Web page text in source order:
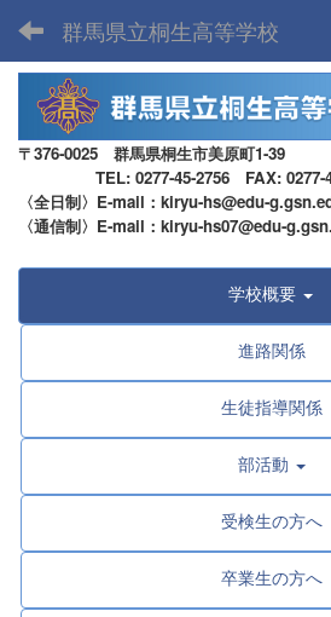
群馬県立桐生高等学校
〒376-0025 群馬県桐生市美原町1-39
TEL: 0277-45-2756 FAX: 0277-
〈全日制〉E-mail：kiryu-hs@edu-
〈通信制〉E-mail：kiryu-hs07@edu-
学校概要
進路関係
生徒指導関係
部活動
受検生の方へ
卒業生の方へ